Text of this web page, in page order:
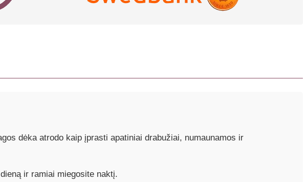
dėka atrodo kaip įprasti apatiniai drabužiai, numaunamos ir
ir ramiai miegosite naktį.